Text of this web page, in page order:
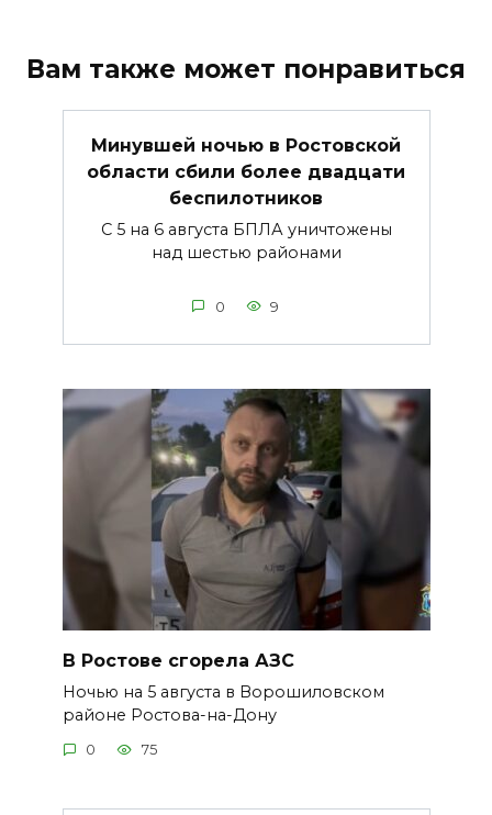
Вам также может понравиться
Минувшей ночью в Ростовской
области сбили более двадцати
беспилотников
С 5 на 6 августа БПЛА уничтожены
над шестью районами
0 9
В Ростове сгорела АЗС
Ночью на 5 августа в Ворошиловском
районе Ростова-на-Дону
0 75